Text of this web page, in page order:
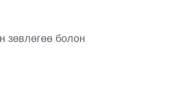
зөвлөгөө болон